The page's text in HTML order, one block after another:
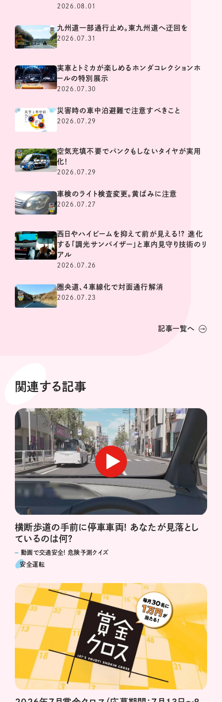
2026.08.01
九州道一部通行止め。東九州道へ迂回を
2026.07.31
実車とトミカが楽しめるホンダコレクションホ
ールの特別展示
2026.07.30
災害時の車中泊避難で注意すべきこと
2026.07.29
空気充填不要でパンクもしないタイヤが実用
化！
2026.07.29
車検のライト検査変更。黄ばみに注意
2026.07.27
西日やハイビームを抑えて前が見える!? 進化
する「調光サンバイザー」と車内見守り技術のリ
アル
2026.07.26
圏央道、4車線化で対面通行解消
2026.07.23
記事一覧へ
関連する記事
横断歩道の手前に停車車両! あなたが見落とし
ているのは何?
動画で交通安全! 危険予測クイズ
安全運転